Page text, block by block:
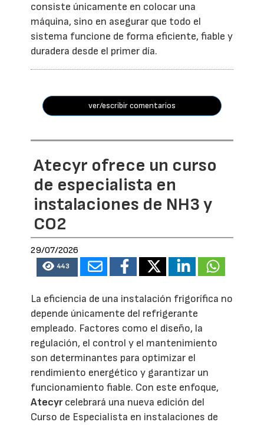
consiste únicamente en colocar una
máquina, sino en asegurar que todo el
sistema funcione de forma eficiente, fiable y
duradera desde el primer día.
ver/escribir comentarios
Atecyr ofrece un curso
de especialista en
instalaciones de NH3 y
CO2
29/07/2026
443
La eficiencia de una instalación frigorífica no
depende únicamente del refrigerante
empleado. Factores como el diseño, la
regulación, el control y el mantenimiento
son determinantes para optimizar el
rendimiento energético y garantizar un
funcionamiento fiable. Con este enfoque,
Atecyrcelebrará una nueva edición del
Curso de Especialista en instalaciones de